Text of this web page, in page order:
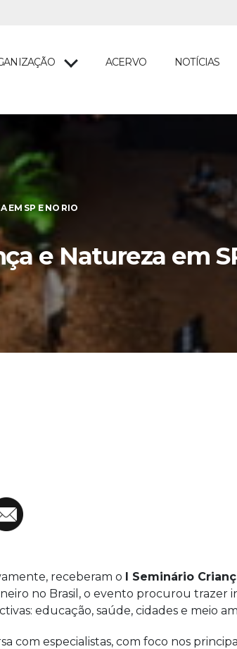
ACERVO NOTÍCIAS
EM SP E NO RIO
e Natureza em
receberam o I Seminário
no Brasil, o evento procurou trazer
educação, saúde, cidades e meio
com especialistas, com foco nos